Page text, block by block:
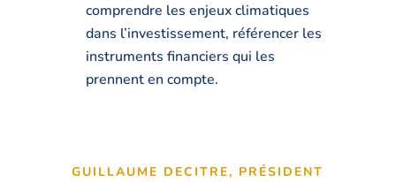
comprendre les enjeux climatiques
dans l’investissement, référencer les
instruments financiers qui les
prennent en compte.
GUILLAUME DECITRE, PRÉSIDENT